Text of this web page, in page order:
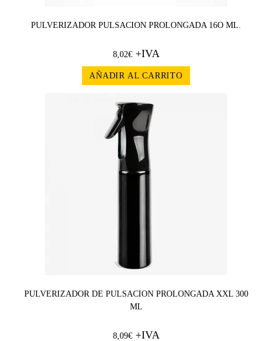
PULVERIZADOR PULSACION PROLONGADA 16O ML.
8,02€+IVA
AÑADIR AL CARRITO
PULVERIZADOR DE PULSACION PROLONGADA XXL 300
ML
8,09€+IVA